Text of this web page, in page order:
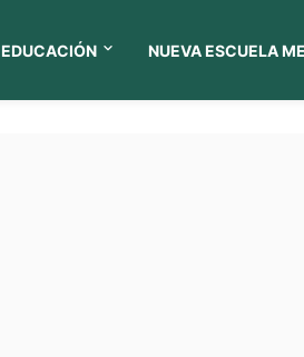
EDUCACIÓN NUEVA ESCUELA